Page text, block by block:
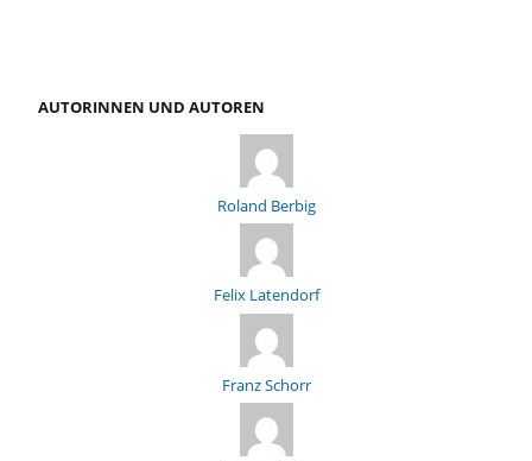
AUTORINNEN UND AUTOREN
Roland Berbig
Felix Latendorf
Franz Schorr